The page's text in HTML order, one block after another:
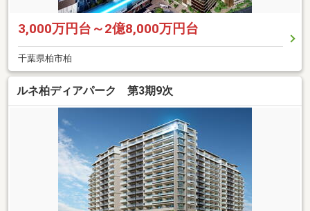
3,000万円台～2億8,000万円台
千葉県柏市柏
ルネ柏ディアパーク 第3期9次